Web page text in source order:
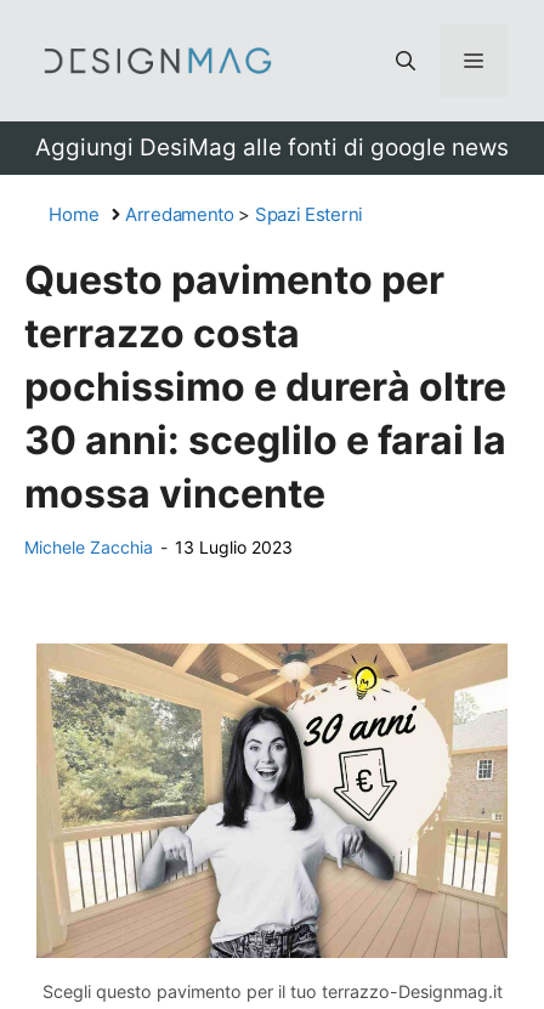
Menu
Aggiungi DesiMag alle fonti di google news
Home Arredamento > Spazi Esterni
Questo pavimento per
terrazzo costa
pochissimo e durerà oltre
30 anni: sceglilo e farai la
mossa vincente
Michele Zacchia - 13 Luglio 2023
Scegli questo pavimento per il tuo terrazzo-Designmag.it